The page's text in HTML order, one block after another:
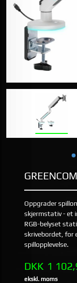
Oppgrader
skjermstativ - et
RGB-belyset
skrivebordet, for
spillopplevelse.
Pris
DKK 1
ekskl. moms